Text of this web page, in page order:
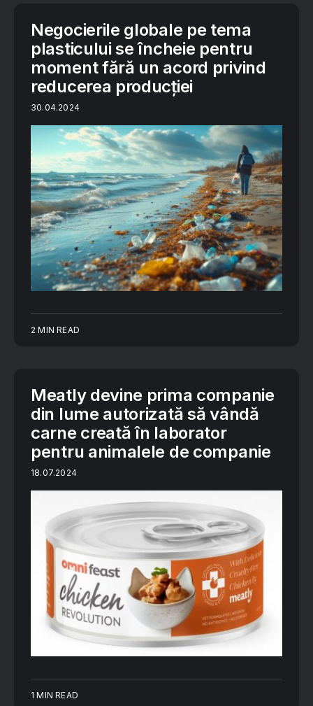
Negocierile globale pe tema
plasticului se încheie pentru
moment fără un acord privind
reducerea producției
30.04.2024
2 MIN READ
Meatly devine prima companie
din lume autorizată să vândă
carne creată în laborator
pentru animalele de companie
18.07.2024
1 MIN READ